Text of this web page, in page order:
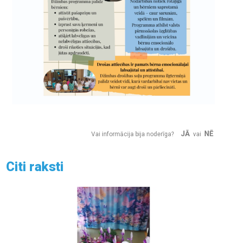
Vai informācija bija noderīga? JĀ vai NĒ
Citi raksti